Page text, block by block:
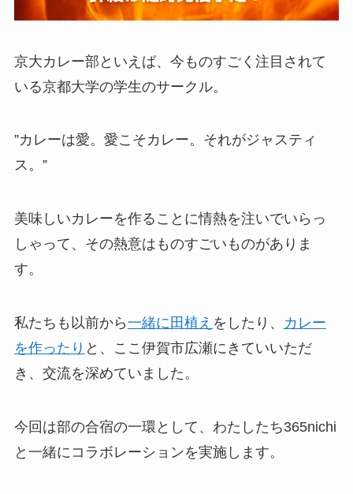
京大カレー部といえば、今ものすごく注目されて
いる京都大学の学生のサークル。
”カレーは愛。愛こそカレー。それがジャスティ
ス。”
美味しいカレーを作ることに情熱を注いでいらっ
しゃって、その熱意はものすごいものがありま
す。
私たちも以前から一緒に田植え をしたり、
カレー
を作ったり と、ここ伊賀市広瀬にきていいただ
き、交流を深めていました。
今回は部の合宿の一環として、わたしたち365nichi
と一緒にコラボレーションを実施します。